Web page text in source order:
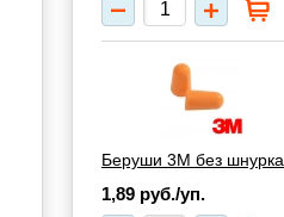
Беруши 3М без шнурка
1,89 руб./уп.